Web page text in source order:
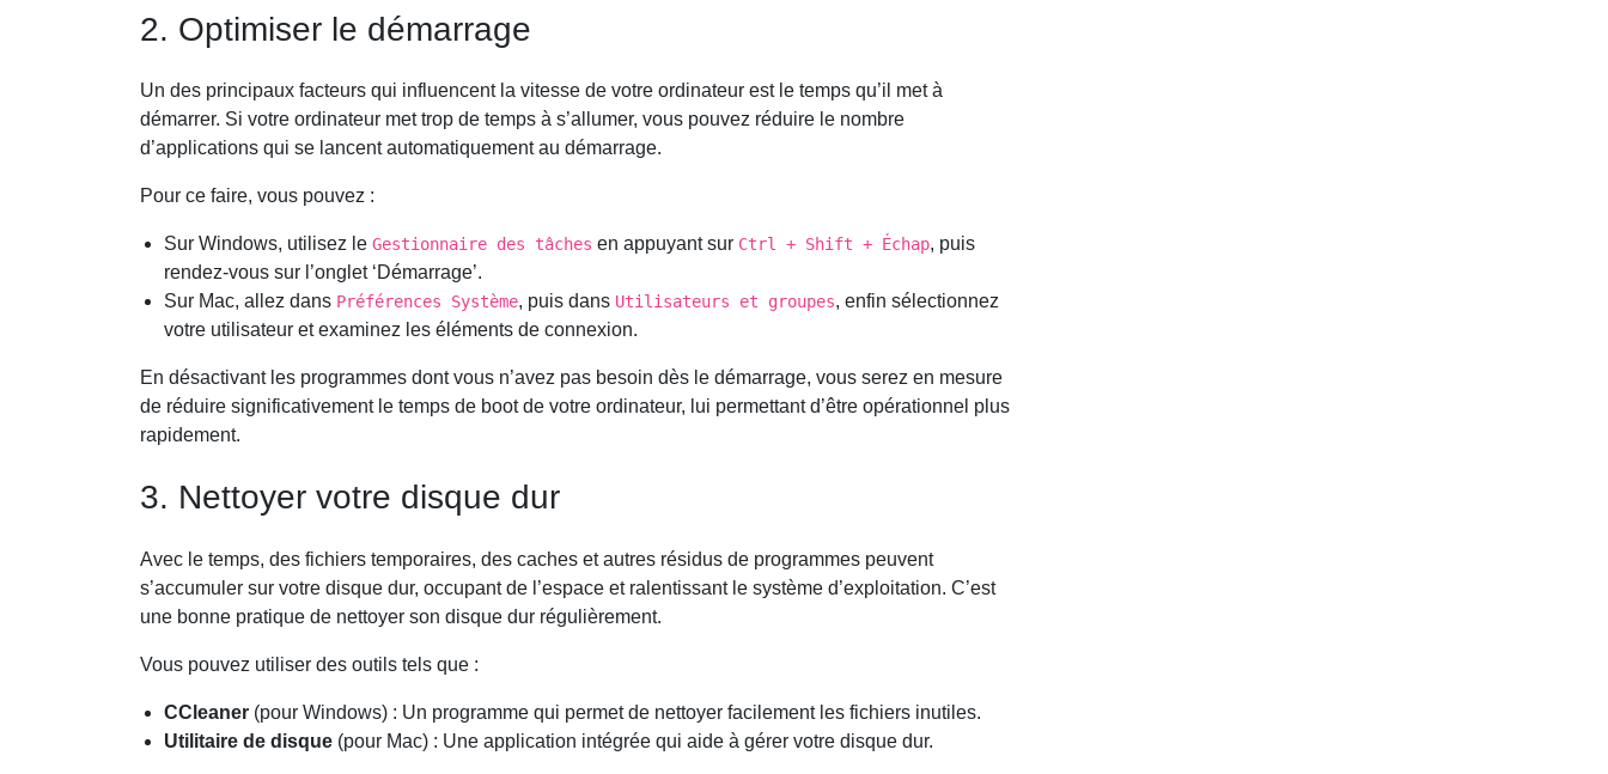
2. Optimiser le démarrage
Un des principaux facteurs qui influencent la vitesse de votre ordinateur est le temps qu’il met à
démarrer. Si votre ordinateur met trop de temps à s’allumer, vous pouvez réduire le nombre
d’applications qui se lancent automatiquement au démarrage.
Pour ce faire, vous pouvez :
Sur Windows, utilisez le Gestionnaire des tâches en appuyant sur Ctrl + Shift + Échap, puis
rendez-vous sur l’onglet ‘Démarrage’.
Sur Mac, allez dans Préférences Système, puis dans Utilisateurs et groupes, enfin sélectionnez
votre utilisateur et examinez les éléments de connexion.
En désactivant les programmes dont vous n’avez pas besoin dès le démarrage, vous serez en mesure
de réduire significativement le temps de boot de votre ordinateur, lui permettant d’être opérationnel plus
rapidement.
3. Nettoyer votre disque dur
Avec le temps, des fichiers temporaires, des caches et autres résidus de programmes peuvent
s’accumuler sur votre disque dur, occupant de l’espace et ralentissant le système d’exploitation. C’est
une bonne pratique de nettoyer son disque dur régulièrement.
Vous pouvez utiliser des outils tels que :
CCleaner (pour Windows) : Un programme qui permet de nettoyer facilement les fichiers inutiles.
Utilitaire de disque (pour Mac) : Une application intégrée qui aide à gérer votre disque dur.